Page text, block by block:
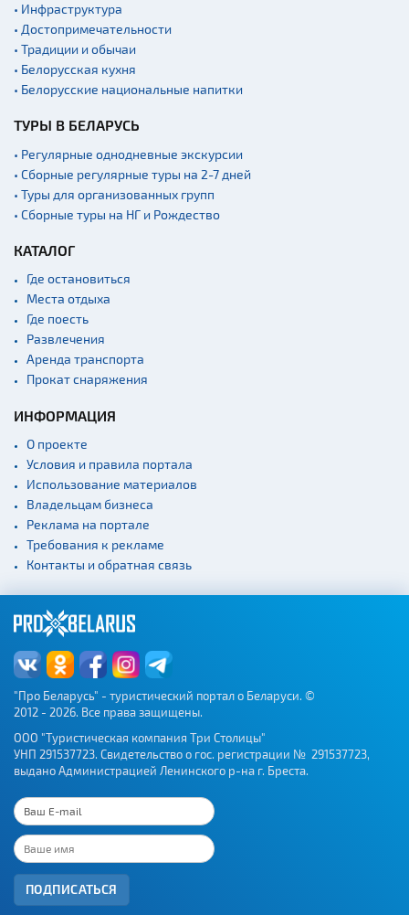
• Инфраструктура
• Достопримечательности
• Традиции и обычаи
• Белорусская кухня
• Белорусские национальные напитки
ТУРЫ В БЕЛАРУСЬ
• Регулярные однодневные экскурсии
• Сборные регулярные туры на 2-7 дней
• Туры для организованных групп
• Сборные туры на НГ и Рождество
КАТАЛОГ
Где остановиться
Места отдыха
Где поесть
Развлечения
Аренда транспорта
Прокат снаряжения
ИНФОРМАЦИЯ
О проекте
Условия и правила портала
Использование материалов
Владельцам бизнеса
Реклама на портале
Требования к рекламе
Контакты и обратная связь
"Про Беларусь" - туристический портал о Беларуси. ©
2012 - 2026. Все права защищены.
ООО "Туристическая компания Три Столицы"
УНП 291537723. Свидетельство о гос. регистрации № 291537723,
выдано Администрацией Ленинского р-на г. Бреста.
ПОДПИСАТЬСЯ